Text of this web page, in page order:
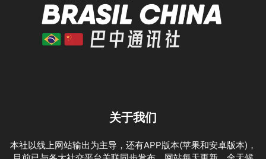
关于我们
本社以线上网站输出为主导，还有APP版本(苹果和安卓版本)，